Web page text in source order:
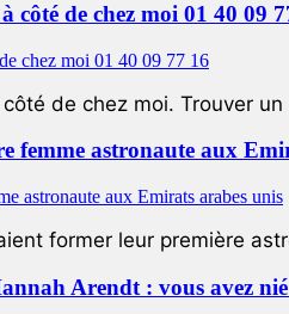
de chez moi 01 40 09
de chez moi. Trouver
femme astronaute aux
former leur première
Arendt : vous avez